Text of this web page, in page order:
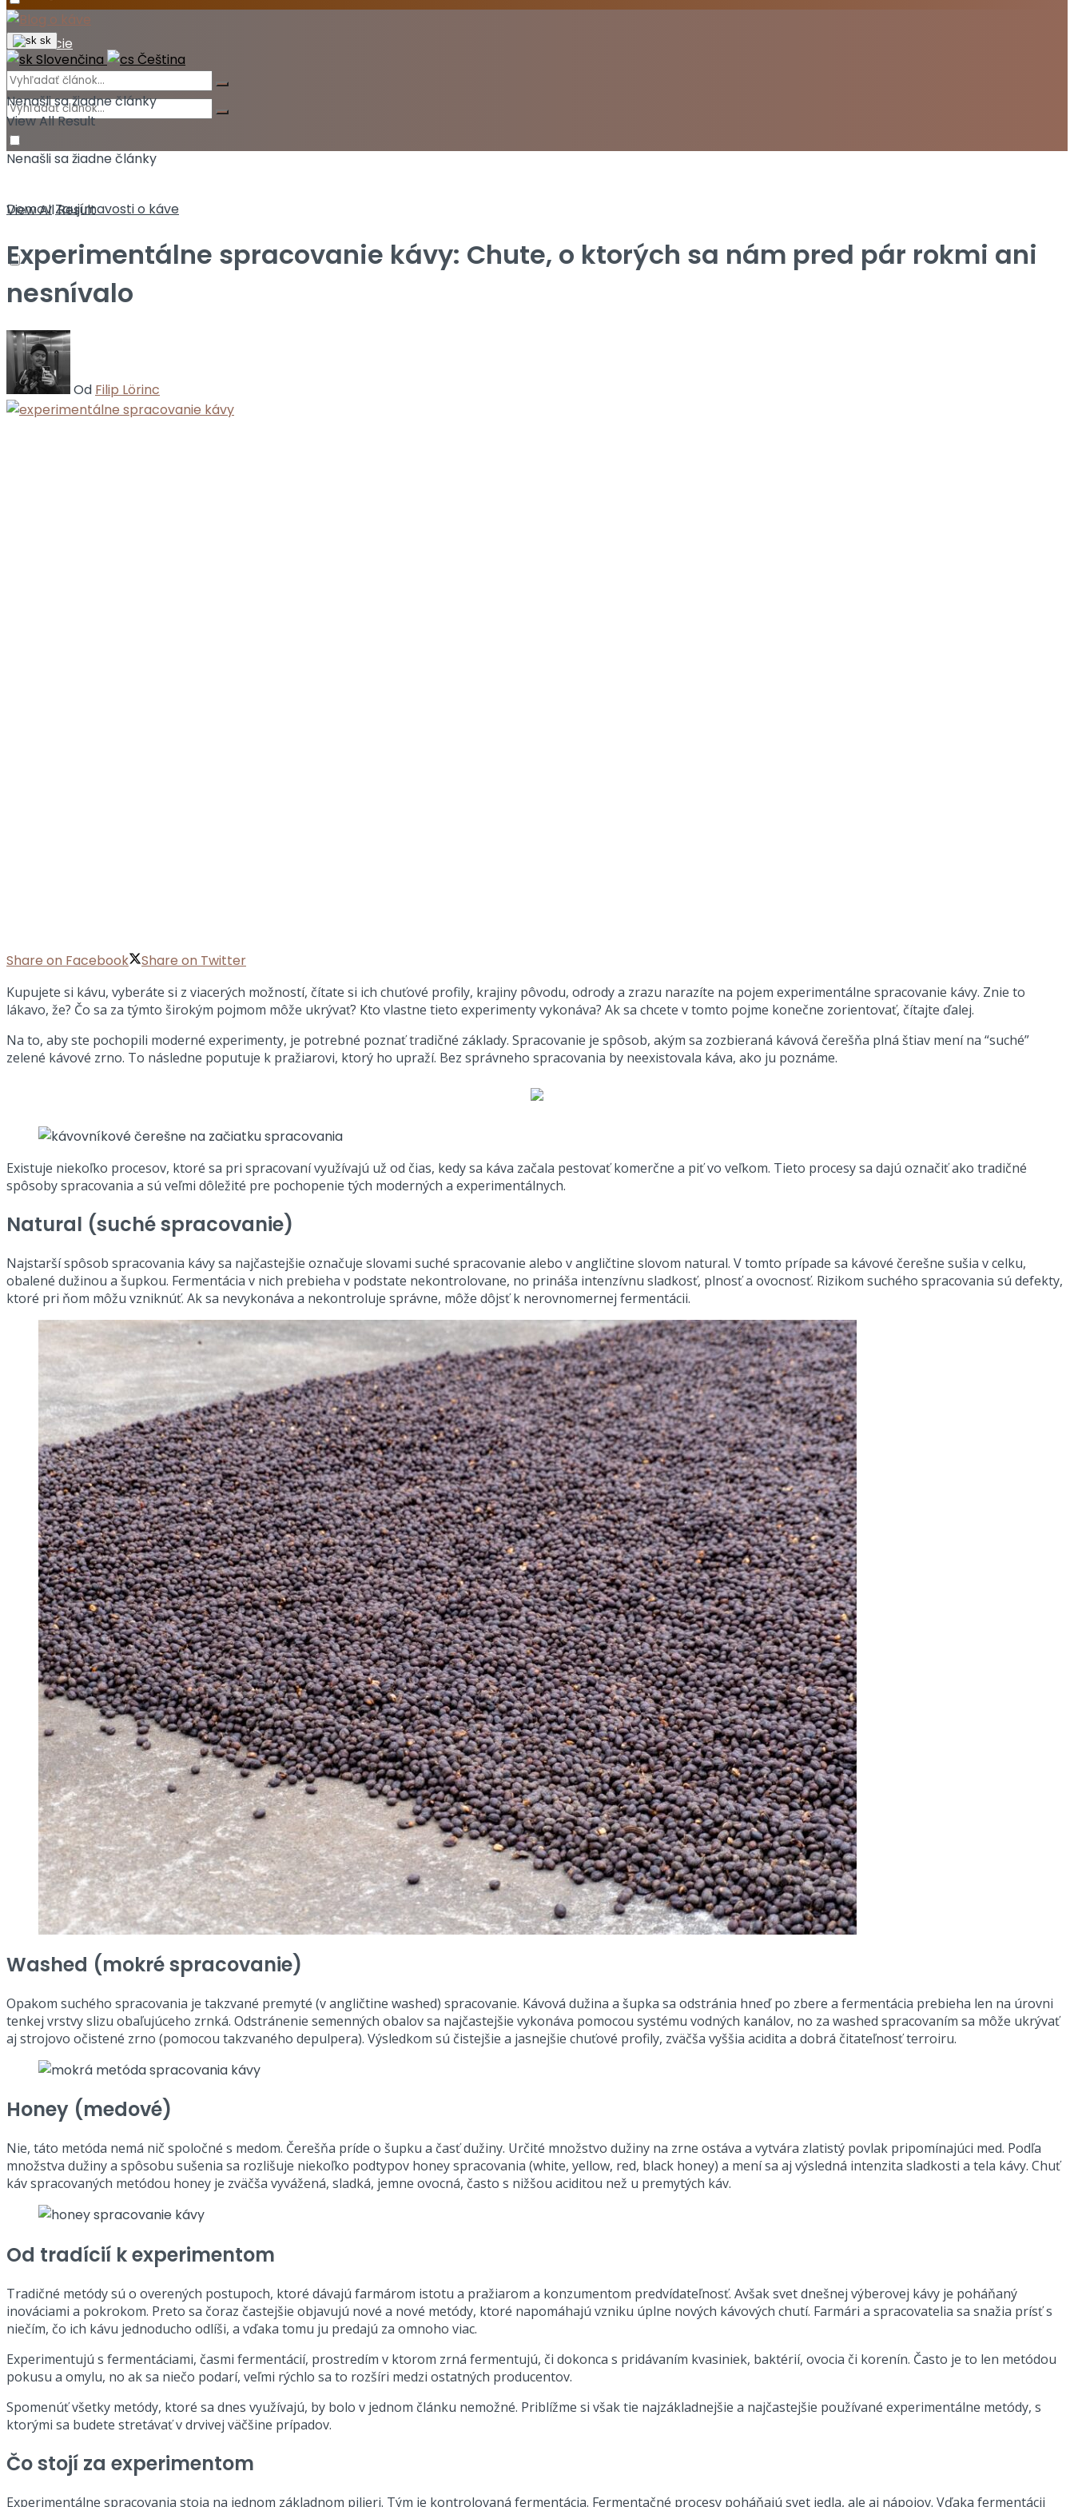
Akcie
Nenašli sa žiadne články
View All Result
sk
Slovenčina Čeština
Nenašli sa žiadne články
View All Result
Domov Zaujímavosti o káve
Experimentálne spracovanie kávy: Chute, o ktorých sa nám pred pár rokmi ani
nesnívalo
Od Filip Lörinc
Share on Facebook Share on Twitter
Kupujete si kávu, vyberáte si z viacerých možností, čítate si ich chuťové profily, krajiny pôvodu, odrody a zrazu narazíte na pojem experimentálne spracovanie kávy. Znie to
lákavo, že? Čo sa za týmto širokým pojmom môže ukrývať? Kto vlastne tieto experimenty vykonáva? Ak sa chcete v tomto pojme konečne zorientovať, čítajte ďalej.
Na to, aby ste pochopili moderné experimenty, je potrebné poznať tradičné základy. Spracovanie je spôsob, akým sa zozbieraná kávová čerešňa plná štiav mení na “suché”
zelené kávové zrno. To následne poputuje k pražiarovi, ktorý ho upraží. Bez správneho spracovania by neexistovala káva, ako ju poznáme.
Existuje niekoľko procesov, ktoré sa pri spracovaní využívajú už od čias, kedy sa káva začala pestovať komerčne a piť vo veľkom. Tieto procesy sa dajú označiť ako tradičné
spôsoby spracovania a sú veľmi dôležité pre pochopenie tých moderných a experimentálnych.
Natural (suché spracovanie)
Najstarší spôsob spracovania kávy sa najčastejšie označuje slovami suché spracovanie alebo v angličtine slovom natural. V tomto prípade sa kávové čerešne sušia v celku,
obalené dužinou a šupkou. Fermentácia v nich prebieha v podstate nekontrolovane, no prináša intenzívnu sladkosť, plnosť a ovocnosť. Rizikom suchého spracovania sú defekty,
ktoré pri ňom môžu vzniknúť. Ak sa nevykonáva a nekontroluje správne, môže dôjsť k nerovnomernej fermentácii.
Washed (mokré spracovanie)
Opakom suchého spracovania je takzvané premyté (v angličtine washed) spracovanie. Kávová dužina a šupka sa odstránia hneď po zbere a fermentácia prebieha len na úrovni
tenkej vrstvy slizu obaľujúceho zrnká. Odstránenie semenných obalov sa najčastejšie vykonáva pomocou systému vodných kanálov, no za washed spracovaním sa môže ukrývať
aj strojovo očistené zrno (pomocou takzvaného depulpera). Výsledkom sú čistejšie a jasnejšie chuťové profily, zväčša vyššia acidita a dobrá čitateľnosť terroiru.
Honey (medové)
Nie, táto metóda nemá nič spoločné s medom. Čerešňa príde o šupku a časť dužiny. Určité množstvo dužiny na zrne ostáva a vytvára zlatistý povlak pripomínajúci med. Podľa
množstva dužiny a spôsobu sušenia sa rozlišuje niekoľko podtypov honey spracovania (white, yellow, red, black honey) a mení sa aj výsledná intenzita sladkosti a tela kávy. Chuť
káv spracovaných metódou honey je zväčša vyvážená, sladká, jemne ovocná, často s nižšou aciditou než u premytých káv.
Od tradícií k experimentom
Tradičné metódy sú o overených postupoch, ktoré dávajú farmárom istotu a pražiarom a konzumentom predvídateľnosť. Avšak svet dnešnej výberovej kávy je poháňaný
inováciami a pokrokom. Preto sa čoraz častejšie objavujú nové a nové metódy, ktoré napomáhajú vzniku úplne nových kávových chutí. Farmári a spracovatelia sa snažia prísť s
niečím, čo ich kávu jednoducho odlíši, a vďaka tomu ju predajú za omnoho viac.
Experimentujú s fermentáciami, časmi fermentácií, prostredím v ktorom zrná fermentujú, či dokonca s pridávaním kvasiniek, baktérií, ovocia či korenín. Často je to len metódou
pokusu a omylu, no ak sa niečo podarí, veľmi rýchlo sa to rozšíri medzi ostatných producentov.
Spomenúť všetky metódy, ktoré sa dnes využívajú, by bolo v jednom článku nemožné. Priblížme si však tie najzákladnejšie a najčastejšie používané experimentálne metódy, s
ktorými sa budete stretávať v drvivej väčšine prípadov.
Čo stojí za experimentom
Experimentálne spracovania stoja na jednom základnom pilieri. Tým je kontrolovaná fermentácia. Fermentačné procesy poháňajú svet jedla, ale aj nápojov. Vďaka fermentácii